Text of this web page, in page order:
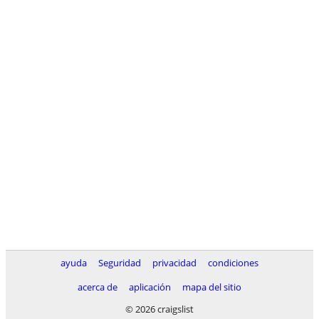
ayuda Seguridad privacidad
condiciones
acerca de
aplicación
mapa del sitio
© 2026 craigslist